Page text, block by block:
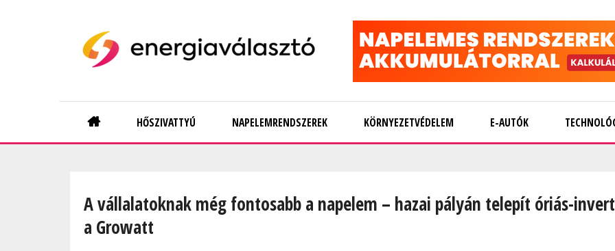
Main
navigation
HŐSZIVATTYÚ NAPELEMRENDSZEREK KÖRNYEZETVÉDELEM E-AUTÓK
A vállalatoknak még fontosabb a napelem – hazai pályán telepít óriás-
a Growatt